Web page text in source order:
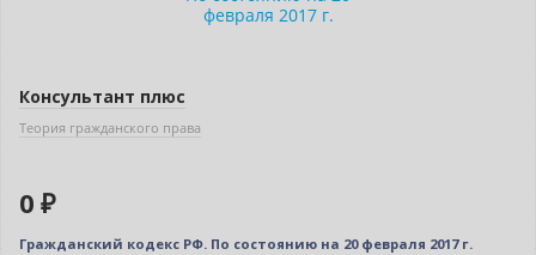
Консультант плюс
Теория гражданского права
0 ₽
Гражданский кодекс РФ. По состоянию на 20 февраля 2017 г.